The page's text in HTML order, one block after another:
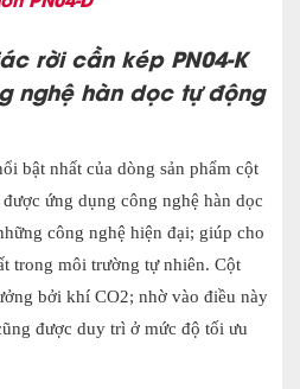
rời cần kép PN04-K
nghệ hàn dọc tự động
bật nhất của dòng sản phẩm cột
ứng dụng công nghệ hàn dọc
công nghệ hiện đại; giúp cho
trong môi trường tự nhiên. Cột
bởi khí CO2; nhờ vào điều này
được duy trì ở mức độ tối ưu